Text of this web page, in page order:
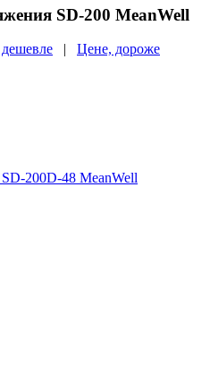
SD-200 MeanWell
| Цене, дороже
200D-48 MeanWell